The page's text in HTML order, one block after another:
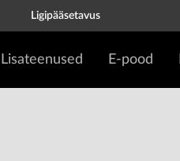
Ligipääsetavus
Lisateenused E-pood